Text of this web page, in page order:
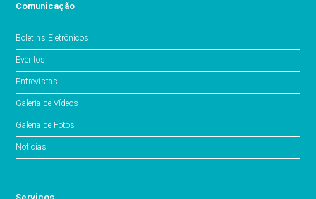
Comunicação
Boletins Eletrônicos
Eventos
Entrevistas
Galeria de Vídeos
Galeria de Fotos
Notícias